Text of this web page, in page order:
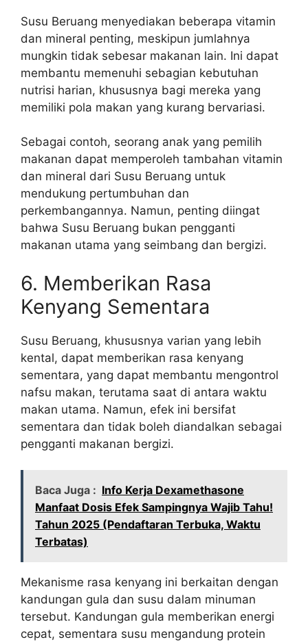
Susu Beruang menyediakan beberapa vitamin
dan mineral penting, meskipun jumlahnya
mungkin tidak sebesar makanan lain. Ini dapat
membantu memenuhi sebagian kebutuhan
nutrisi harian, khususnya bagi mereka yang
memiliki pola makan yang kurang bervariasi.
Sebagai contoh, seorang anak yang pemilih
makanan dapat memperoleh tambahan vitamin
dan mineral dari Susu Beruang untuk
mendukung pertumbuhan dan
perkembangannya. Namun, penting diingat
bahwa Susu Beruang bukan pengganti
makanan utama yang seimbang dan bergizi.
6. Memberikan Rasa
Kenyang Sementara
Susu Beruang, khususnya varian yang lebih
kental, dapat memberikan rasa kenyang
sementara, yang dapat membantu mengontrol
nafsu makan, terutama saat di antara waktu
makan utama. Namun, efek ini bersifat
sementara dan tidak boleh diandalkan sebagai
pengganti makanan bergizi.
Baca Juga : Info Kerja Dexamethasone
Manfaat Dosis Efek Sampingnya Wajib Tahu!
Tahun 2025 (Pendaftaran Terbuka, Waktu
Terbatas)
Mekanisme rasa kenyang ini berkaitan dengan
kandungan gula dan susu dalam minuman
tersebut. Kandungan gula memberikan energi
cepat, sementara susu mengandung protein